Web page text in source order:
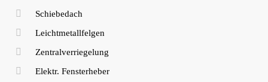
Schiebedach
Leichtmetallfelgen
Zentralverriegelung
Elektr. Fensterheber